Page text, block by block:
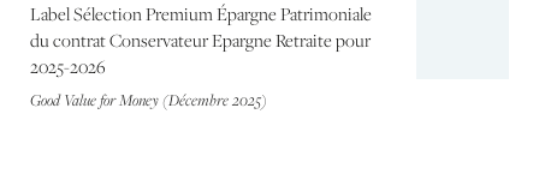
Label Sélection Premium Épargne Patrimoniale
du contrat Conservateur Epargne Retraite pour
2025-2026
Good Value for Money (Décembre 2025)